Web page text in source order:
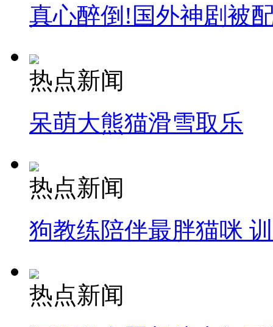
纽约上演“枕头大战”
司机酒驾遇交警 急速倒车逃窜
真心醉倒!国外神剧被
热点新闻
呆萌大熊猫滑雪取乐
热点新闻
狗教练陪伴最胖猫咪
热点新闻